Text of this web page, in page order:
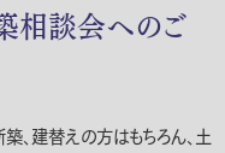
相談会へのご
、建替えの方はもちろん、土